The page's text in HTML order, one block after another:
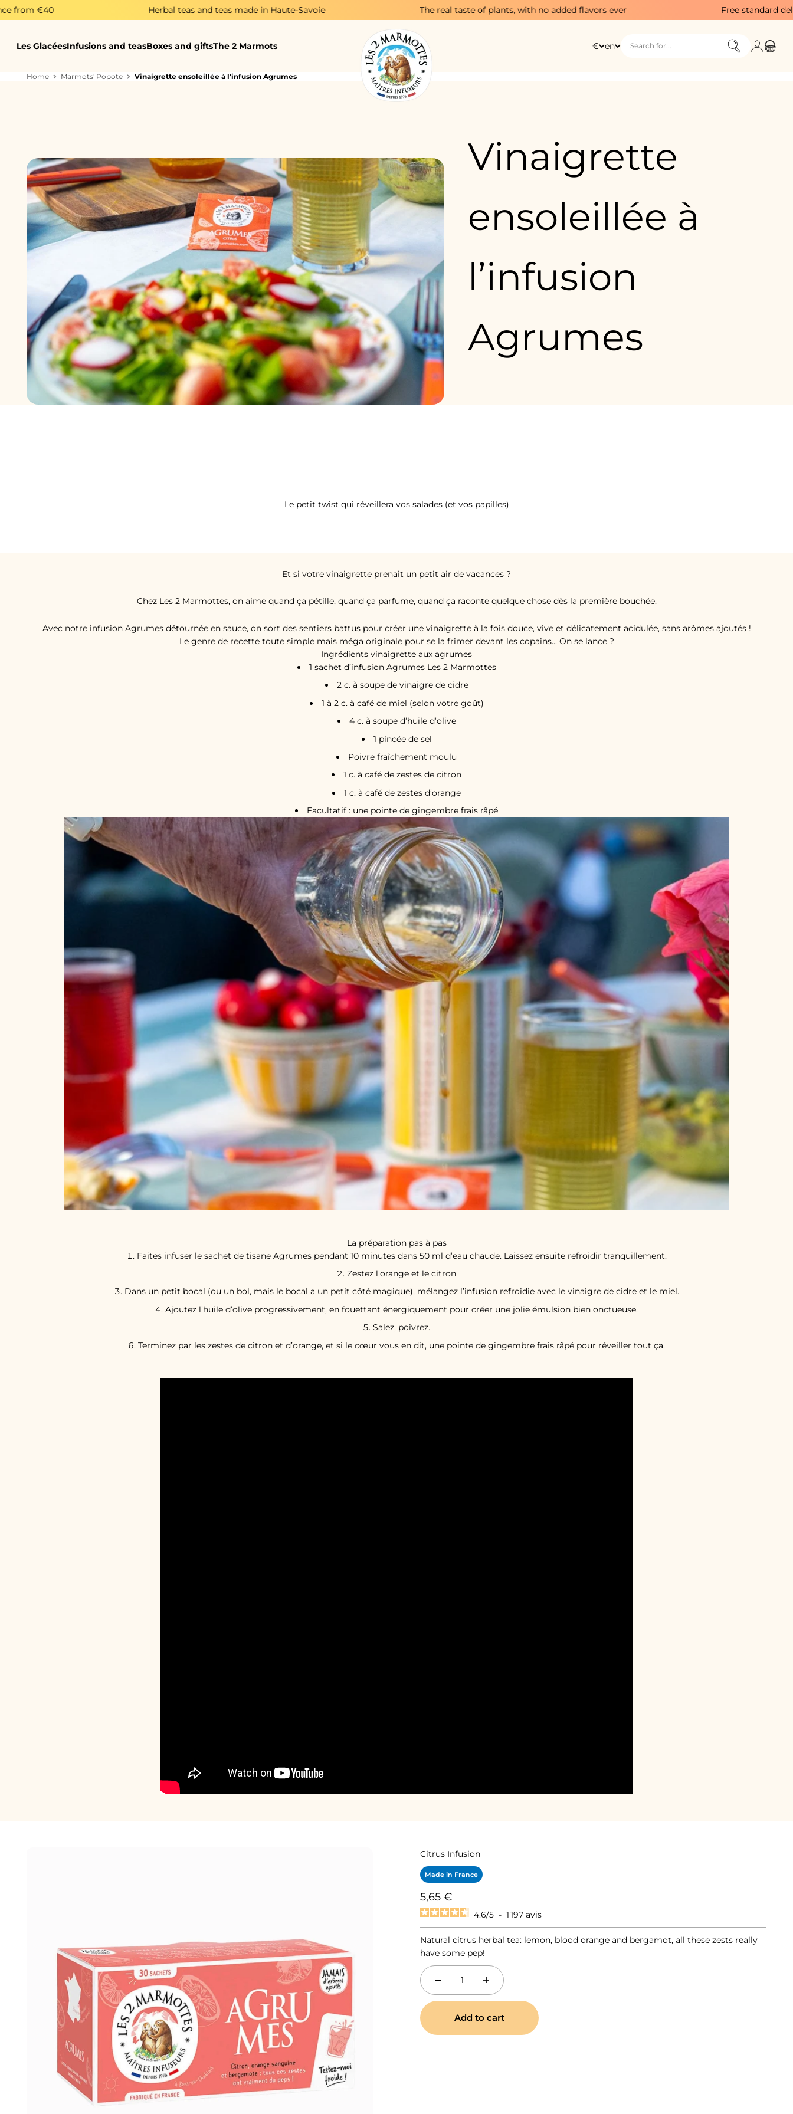
Skip to content Herbal teas and teas made in Haute-Savoie The real taste of plants, with no added flavors ever Free standard delivery in France
Les GlacéesInfusions and teasBoxes and giftsThe 2 Marmots € en Search for... Login
Cart
Home Marmots' Popote Vinaigrette ensoleillée à l’infusion Agrumes
Vinaigrette
ensoleillée à
l’infusion
Agrumes
Le petit twist qui réveillera vos salades (et vos papilles)
Et si votre vinaigrette prenait un petit air de vacances ?
Et si votre vinaigrette prenait un petit air de vacances ?
Chez Les 2 Marmottes, on aime quand ça pétille, quand ça parfume, quand ça raconte quelque chose dès la première bouchée.
Avec notre infusion Agrumes détournée en sauce, on sort des sentiers battus pour créer une vinaigrette à la fois douce, vive et délicatement acidulée, sans arômes ajoutés !
Le genre de recette toute simple mais méga originale pour se la frimer devant les copains... On se lance ?
Ingrédients vinaigrette aux agrumes
1 sachet d’infusion Agrumes Les 2 Marmottes
2 c. à soupe de vinaigre de cidre
1 à 2 c. à café de miel (selon votre goût)
4 c. à soupe d’huile d’olive
1 pincée de sel
Poivre fraîchement moulu
1 c. à café de zestes de citron
1 c. à café de zestes d’orange
Facultatif : une pointe de gingembre frais râpé
La préparation pas à pas
Faites infuser le sachet de tisane Agrumes pendant 10 minutes dans 50 ml d’eau chaude. Laissez ensuite refroidir tranquillement.
Zestez l'orange et le citron
Dans un petit bocal (ou un bol, mais le bocal a un petit côté magique), mélangez l’infusion refroidie avec le vinaigre de cidre et le miel.
Ajoutez l’huile d’olive progressivement, en fouettant énergiquement pour créer une jolie émulsion bien onctueuse.
Salez, poivrez.
Terminez par les zestes de citron et d’orange, et si le cœur vous en dit, une pointe de gingembre frais râpé pour réveiller tout ça.
Citrus Infusion
Made in France
Sale price
5,65 €
4.6/5 - 1 197 avis
Natural citrus herbal tea: lemon, blood orange and bergamot, all these zests really
have some pep!
Add to cart